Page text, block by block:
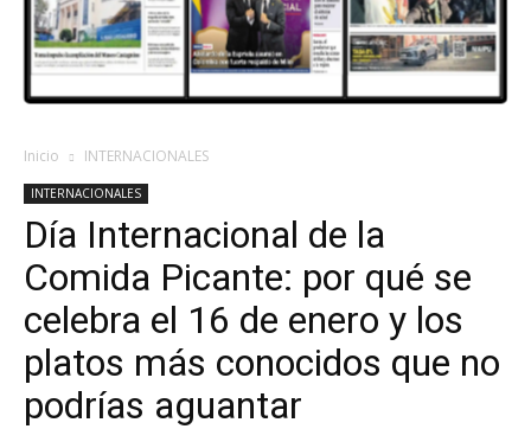
Inicio INTERNACIONALES
INTERNACIONALES
Día Internacional de la
Comida Picante: por qué se
celebra el 16 de enero y los
platos más conocidos que no
podrías aguantar